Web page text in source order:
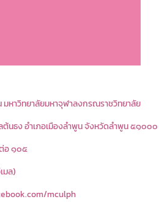
หาวิทยาลัยมหาจุฬาลงกรณราชวิทยาลัย
นธง อำเภอเมืองลำพูน จังหวัดลำพูน ๕๑๐๐๐
อ ๑๐๕
มล)
mculph